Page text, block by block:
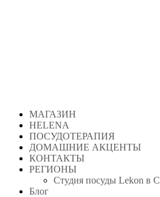
МАГАЗИН
HELENA
ПОСУДОТЕРАПИЯ
ДОМАШНИЕ АКЦЕНТЫ
КОНТАКТЫ
РЕГИОНЫ
Студия посуды Lekon в
Блог